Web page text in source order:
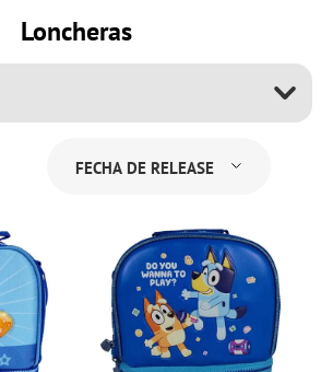
Loncheras
FECHA DE RELEASE